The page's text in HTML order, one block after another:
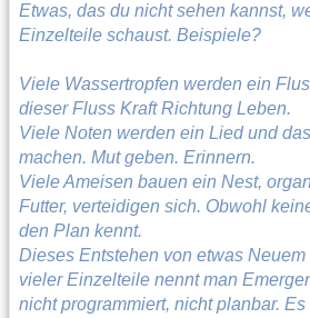
Etwas, das du nicht sehen kannst,
Einzelteile schaust. Beispiele?
Viele Wassertropfen werden ein
dieser Fluss Kraft Richtung Leben.
Viele Noten werden ein Lied und
machen. Mut geben. Erinnern.
Viele Ameisen bauen ein Nest,
Futter, verteidigen sich. Obwohl
den Plan kennt.
Dieses Entstehen von etwas
vieler Einzelteile nennt man
nicht programmiert, nicht planbar.